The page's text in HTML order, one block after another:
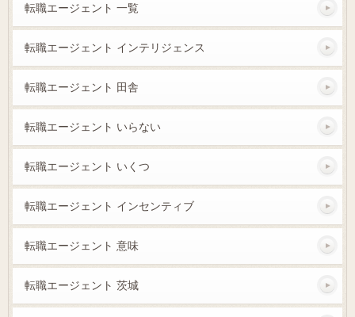
転職エージェント 一覧
転職エージェント インテリジェンス
転職エージェント 田舎
転職エージェント いらない
転職エージェント いくつ
転職エージェント インセンティブ
転職エージェント 意味
転職エージェント 茨城